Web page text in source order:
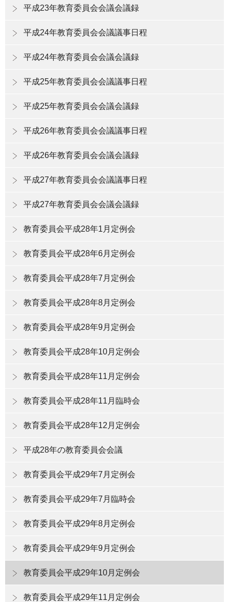
平成23年教育委員会会議会議録
平成24年教育委員会会議議事日程
平成24年教育委員会会議会議録
平成25年教育委員会会議議事日程
平成25年教育委員会会議会議録
平成26年教育委員会会議議事日程
平成26年教育委員会会議会議録
平成27年教育委員会会議議事日程
平成27年教育委員会会議会議録
教育委員会平成28年1月定例会
教育委員会平成28年6月定例会
教育委員会平成28年7月定例会
教育委員会平成28年8月定例会
教育委員会平成28年9月定例会
教育委員会平成28年10月定例会
教育委員会平成28年11月定例会
教育委員会平成28年11月臨時会
教育委員会平成28年12月定例会
平成28年の教育委員会会議
教育委員会平成29年7月定例会
教育委員会平成29年7月臨時会
教育委員会平成29年8月定例会
教育委員会平成29年9月定例会
教育委員会平成29年10月定例会
教育委員会平成29年11月定例会